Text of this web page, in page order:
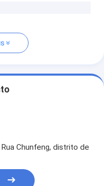
Chunfeng, distrito de